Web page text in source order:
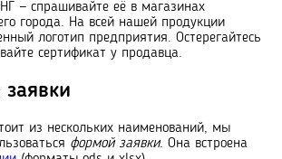
— спрашивайте её в магазинах
города. На всей нашей продукции
логотип предприятия. Остерегайтесь
сертификат у продавца.
из нескольких наименований, мы
формой заявки. Она встроена